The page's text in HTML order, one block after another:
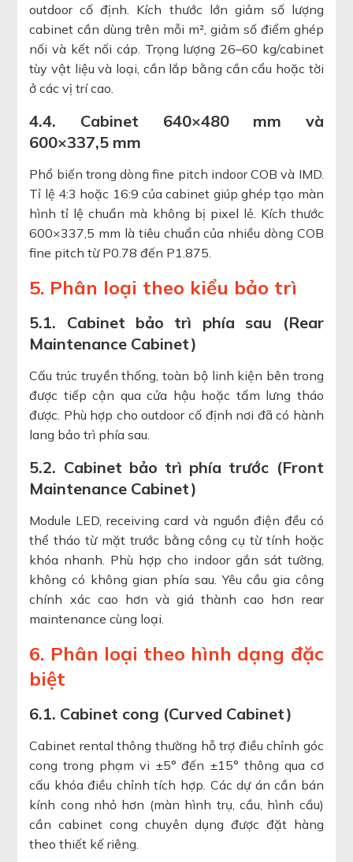
outdoor cố định. Kích thước lớn giảm số lượng
cabinet cần dùng trên mỗi m², giảm số điểm ghép
nối và kết nối cáp. Trọng lượng 26–60 kg/cabinet
tùy vật liệu và loại, cần lắp bằng cần cẩu hoặc tời
ở các vị trí cao.
4.4. Cabinet 640×480 mm và
600×337,5 mm
Phổ biến trong dòng fine pitch indoor COB và IMD.
Tỉ lệ 4:3 hoặc 16:9 của cabinet giúp ghép tạo màn
hình tỉ lệ chuẩn mà không bị pixel lẻ. Kích thước
600×337,5 mm là tiêu chuẩn của nhiều dòng COB
fine pitch từ P0.78 đến P1.875.
5. Phân loại theo kiểu bảo trì
5.1. Cabinet bảo trì phía sau (Rear
Maintenance Cabinet)
Cấu trúc truyền thống, toàn bộ linh kiện bên trong
được tiếp cận qua cửa hậu hoặc tấm lưng tháo
được. Phù hợp cho outdoor cố định nơi đã có hành
lang bảo trì phía sau.
5.2. Cabinet bảo trì phía trước (Front
Maintenance Cabinet)
Module LED, receiving card và nguồn điện đều có
thể tháo từ mặt trước bằng công cụ từ tính hoặc
khóa nhanh. Phù hợp cho indoor gắn sát tường,
không có không gian phía sau. Yêu cầu gia công
chính xác cao hơn và giá thành cao hơn rear
maintenance cùng loại.
6. Phân loại theo hình dạng đặc
biệt
6.1. Cabinet cong (Curved Cabinet)
Cabinet rental thông thường hỗ trợ điều chỉnh góc
cong trong phạm vi ±5° đến ±15° thông qua cơ
cấu khóa điều chỉnh tích hợp. Các dự án cần bán
kính cong nhỏ hơn (màn hình trụ, cầu, hình cầu)
cần cabinet cong chuyên dụng được đặt hàng
theo thiết kế riêng.